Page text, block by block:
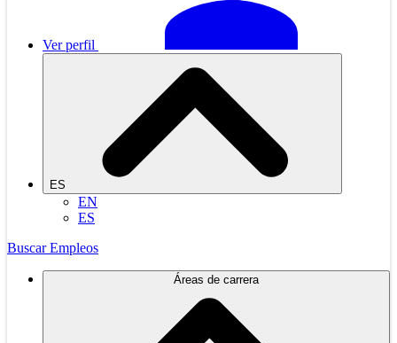
Ver perfil
ES
EN
ES
Buscar Empleos
Áreas de carrera